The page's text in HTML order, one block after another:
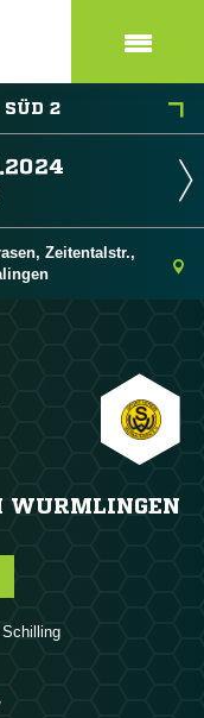
SÜD 2
Zeitentalstr.,
WURMLINGEN